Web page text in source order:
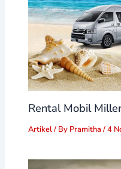
Rental Mobil
Artikel/ By Pramitha/4